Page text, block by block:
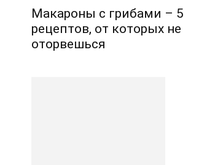
Макароны с грибами – 5
рецептов, от которых не
оторвешься